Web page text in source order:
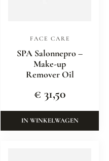
FACE CARE
SPA Salonnepro –
Make-up
Remover Oil
€ 31,50
IN WINKELWAGEN